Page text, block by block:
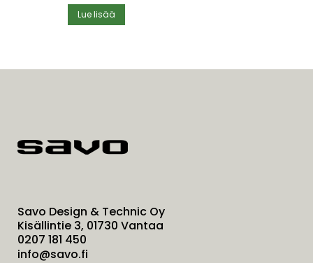
Lue lisää
Savo Design & Technic Oy
Kisällintie 3, 01730 Vantaa
0207 181 450
info@savo.fi